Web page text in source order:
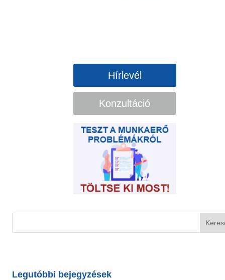
Hírlevél
Konzultáció
Legutóbbi bejegyzések